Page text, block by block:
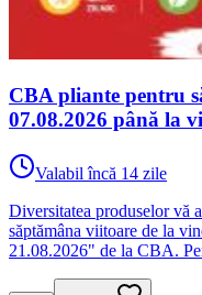
CBA pliante pentru
07.08.2026 până la
Valabil încă 14 zile
Diversitatea produselor vă
săptămâna viitoare de la
21.08.2026" de la CBA.